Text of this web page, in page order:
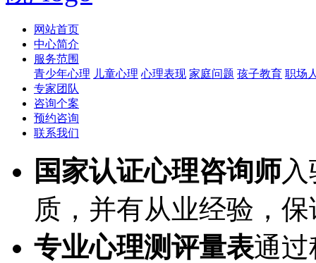
网站首页
中心简介
服务范围
青少年心理 儿童心理 心理表现 家庭问题 孩子教育 职场
专家团队
咨询个案
预约咨询
联系我们
国家认证心理咨询师
质，并有从业经验，
专业心理测评量表通